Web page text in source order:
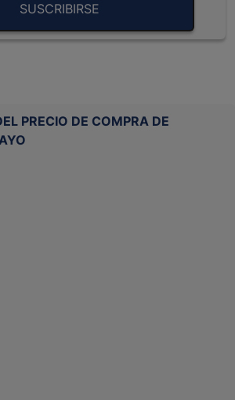
SUSCRIBIRSE
PRECIO DE COMPRA DE